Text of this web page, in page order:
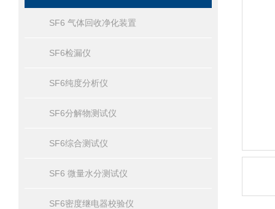
SF6 气体回收净化装置
SF6检漏仪
SF6纯度分析仪
SF6分解物测试仪
SF6综合测试仪
SF6 微量水分测试仪
SF6密度继电器校验仪